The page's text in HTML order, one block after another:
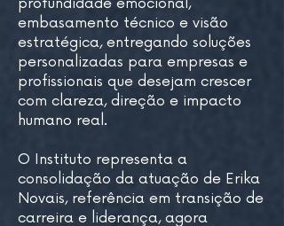
profundidade emocional,
embasamento técnico e visão
estratégica, entregando soluções
personalizadas para empresas e
profissionais que desejam crescer
com clareza, direção e impacto
humano real.
O Instituto representa a
consolidação da atuação de Erika
Novais, referência em transição de
carreira e liderança, agora